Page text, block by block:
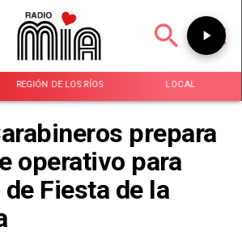
REGIÓN DE LOS RÍOS LOCAL
prepara
operativo para
Fiesta de la